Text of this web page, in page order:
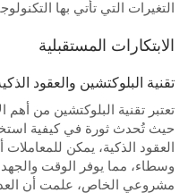
التغيرات التي تأتي بها
الابتكارات المستقبلية
تقنية البلوكتشين والعقود
تعتبر تقنية البلوكتشين من
حيث تُحدث ثورة في كيفية
العقود الذكية، يمكن
وسطاء، مما يوفر الوقت
مشروعي الخاص، علمت أن